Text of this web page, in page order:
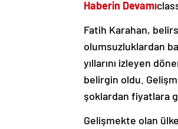
Haberin Devamı
Fatih Karahan,
olumsuzluklardan
yıllarını izleyen
belirgin oldu.
şoklardan fiyatlara
Gelişmekte olan